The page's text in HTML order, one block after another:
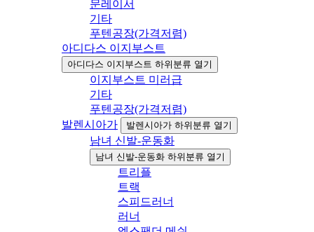
문레이서
기타
푸텐공장(가격저렴)
아디다스 이지부스트
아디다스 이지부스트 하위분류 열기
이지부스트 미러급
기타
푸텐공장(가격저렴)
발렌시아가
발렌시아가 하위분류 열기
남녀 신발-운동화
남녀 신발-운동화 하위분류 열기
트리플
트랙
스피드러너
러너